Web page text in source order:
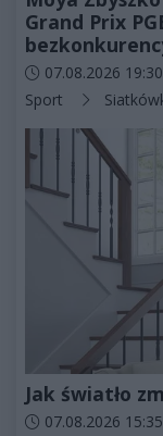
Grand Prix
Data dodania
07.08.2026 19:30
Kategorie artykułu:
Sport
Jak światło
Data dodania
07.08.2026 15:35